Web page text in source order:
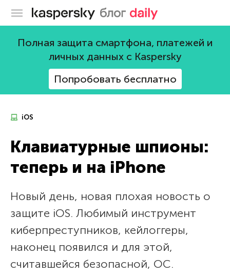
Блог Касперского
Полная защита смартфона, платежей и
личных данных с Kaspersky
Попробовать бесплатно
iOS
Клавиатурные шпионы:
теперь и на iPhone
Новый день, новая плохая новость о
защите iOS. Любимый инструмент
киберпреступников, кейлоггеры,
наконец появился и для этой,
считавшейся безопасной, ОС.